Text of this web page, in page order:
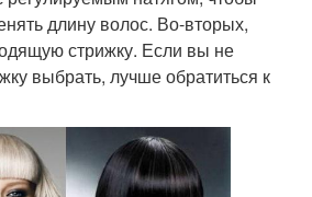
длину волос. Во-вторых,
стрижку. Если вы не
выбрать, лучше обратиться к